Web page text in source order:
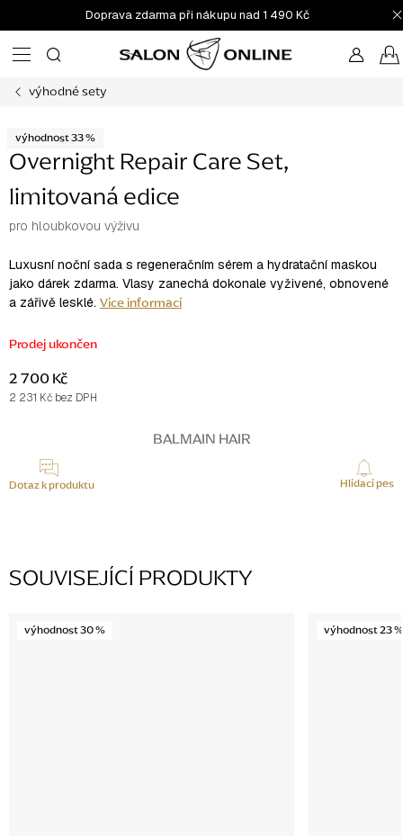
na
obsah
Doprava zdarma při nákupu nad 1 490 Kč
výhodné sety
výhodnost 33 %
Overnight Repair Care Set,
limitovaná edice
pro hloubkovou výživu
Luxusní noční sada s regeneračním sérem a hydratační maskou
jako dárek zdarma. Vlasy zanechá dokonale vyživené, obnovené
a zářivě lesklé. Více informací
Prodej ukončen
2 700 Kč
2 231 Kč bez DPH
BALMAIN HAIR
Dotaz k produktu Hlídací pes
SOUVISEJÍCÍ PRODUKTY
výhodnost 30 % výhodnost 23 %